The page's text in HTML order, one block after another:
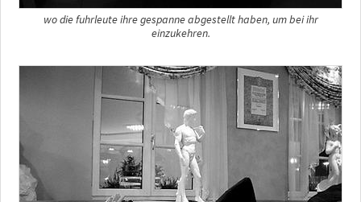
wo die fuhrleute ihre gespanne abgestellt haben, um bei ihr
einzukehren.